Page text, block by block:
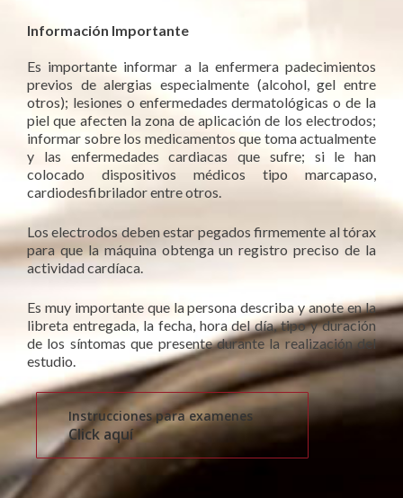
Información Importante
Es importante informar a la enfermera padecimientos
previos de alergias especialmente (alcohol, gel entre
otros); lesiones o enfermedades dermatológicas o de la
piel que afecten la zona de aplicación de los electrodos;
informar sobre los medicamentos que toma actualmente
y las enfermedades cardiacas que sufre; si le han
colocado dispositivos médicos tipo marcapaso,
cardiodesfibrilador entre otros.
Los electrodos deben estar pegados firmemente al tórax
para que la máquina obtenga un registro preciso de la
actividad cardíaca.
Es muy importante que la persona describa y anote en la
libreta entregada, la fecha, hora del día, tipo y duración
de los síntomas que presente durante la realización del
estudio.
Instrucciones para examenes
Click aquí